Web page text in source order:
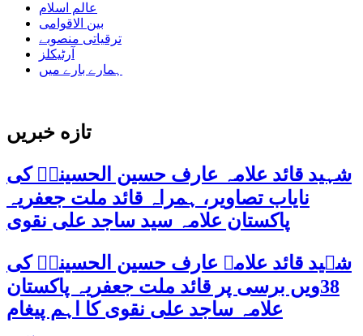
عالم اسلام
بین الاقوامی
ترقیاتی منصوبے
آرٹیکلز
ہمارے بارے میں
تازه خبریں
شہید قائد علامہ عارف حسین الحسینیؒ کی
نایاب تصاویر، ہمراہ قائد ملت جعفریہ
پاکستان علامہ سید ساجد علی نقوی
شہید قائد علامہ عارف حسین الحسینیؒ کی
38ویں برسی پر قائد ملت جعفریہ پاکستان
علامہ ساجد علی نقوی کا اہم پیغام